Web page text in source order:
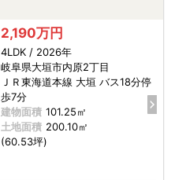
2,190万円
4LDK / 2026年
岐阜県大垣市内原2丁目
ＪＲ東海道本線 大垣 バス18分停
歩7分
建物面積 101.25㎡
土地面積 200.10㎡
(60.53坪)